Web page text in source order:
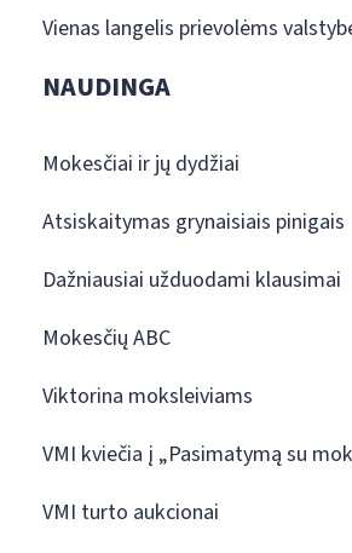
Vienas langelis prievolėms
NAUDINGA
Mokesčiai ir jų dydžiai
Atsiskaitymas grynaisiais pinigais
Dažniausiai užduodami klausimai
Mokesčių ABC
Viktorina moksleiviams
VMI kviečia į „Pasimatymą su
VMI turto aukcionai